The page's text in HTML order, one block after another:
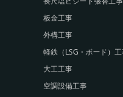
板金工事
外構工事
軽鉄（LSG・ボード）
大工工事
空調設備工事